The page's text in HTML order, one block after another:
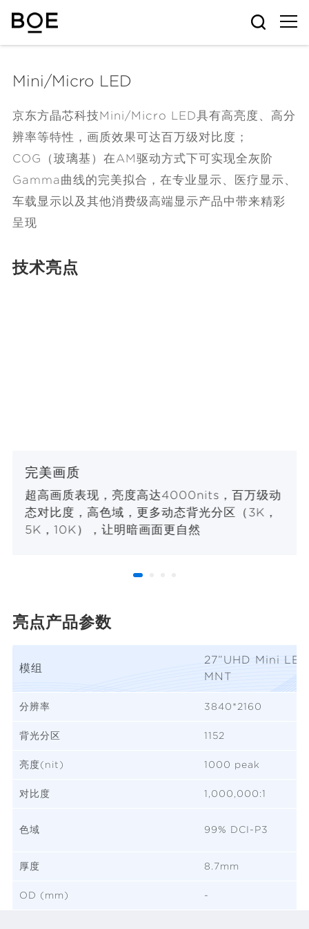
Mini/Micro LED
京东方晶芯科技Mini/Micro LED具有高亮度、高分
辨率等特性，画质效果可达百万级对比度；
COG（玻璃基）在AM驱动方式下可实现全灰阶
Gamma曲线的完美拟合，在专业显示、医疗显示、
车载显示以及其他消费级高端显示产品中带来精彩
呈现
技术亮点
完美画质
超高画质表现，亮度高达4000nits，百万级动
态对比度，高色域，更多动态背光分区（3K，
5K，10K），让明暗画面更自然
亮点产品参数
模组
27”UHD Mini LED
MNT
分辨率 3840*2160
背光分区 1152
亮度(nit) 1000 peak
对比度 1,000,000:1
色域 99% DCI-P3
厚度 8.7mm
OD (mm) -